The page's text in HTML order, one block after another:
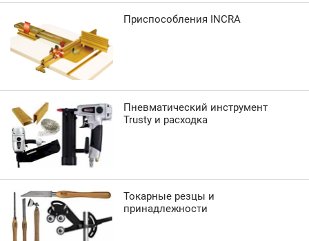
Приспособления INCRA
Пневматический инструмент
Trusty и расходка
Токарные резцы и
принадлежности